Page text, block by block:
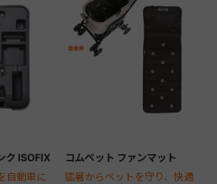
ク ISOFIX
自動車に
コムペット ファンマット
猛暑からペットを守り、快適